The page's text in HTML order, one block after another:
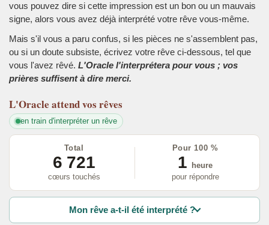
vous pouvez dire si cette impression est un bon ou un mauvais
signe, alors vous avez déjà interprété votre rêve vous-même.
Mais s'il vous a paru confus, si les pièces ne s'assemblent pas,
ou si un doute subsiste, écrivez votre rêve ci-dessous, tel que
vous l'avez rêvé. L'Oracle l'interprétera pour vous ; vos
prières suffisent à dire merci.
L'Oracle attend vos rêves
en train d'interpréter un rêve
Total
6 721
cœurs touchés
Pour 100 %
1
heure
pour répondre
Mon rêve a-t-il été interprété ?